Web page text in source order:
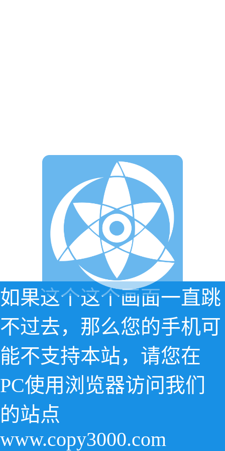
如果这个这个画面一直跳
不过去，那么您的手机可
能不支持本站，请您在
PC使用浏览器访问我们
的站点
www.copy3000.com